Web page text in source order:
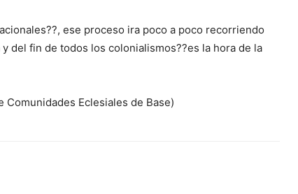
ese proceso ira poco a poco recorriendo
del fin de todos los colonialismos??es la hora de la
Comunidades Eclesiales de Base)